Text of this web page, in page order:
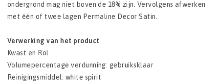
ondergrond mag niet boven de 18% zijn. Vervolgens afwerken
met één of twee lagen Permaline Decor Satin.
Verwerking van het product
Kwast en Rol
Volumepercentage verdunning: gebruiksklaar
Reinigingsmiddel: white spirit